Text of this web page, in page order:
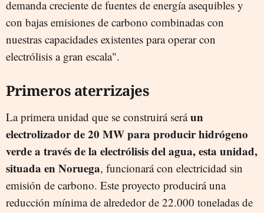
demanda creciente de fuentes de energía asequibles y
con bajas emisiones de carbono combinadas con
nuestras capacidades existentes para operar con
electrólisis a gran escala".
Primeros aterrizajes
La primera unidad que se construirá seráun
electrolizador de 20 MW para producir hidrógeno
verde a través de la electrólisis del agua, esta unidad,
situada en Noruega, funcionará con electricidad sin
emisión de carbono. Este proyecto producirá una
reducción mínima de alrededor de 22.000 toneladas de